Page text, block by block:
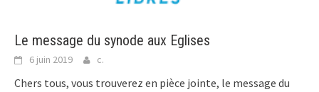
Le message du synode aux Eglises
6 juin 2019 c.
Chers tous, vous trouverez en pièce jointe, le message du